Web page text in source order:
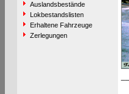
Auslandsbestände
Lokbestandslisten
Erhaltene Fahrzeuge
Zerlegungen